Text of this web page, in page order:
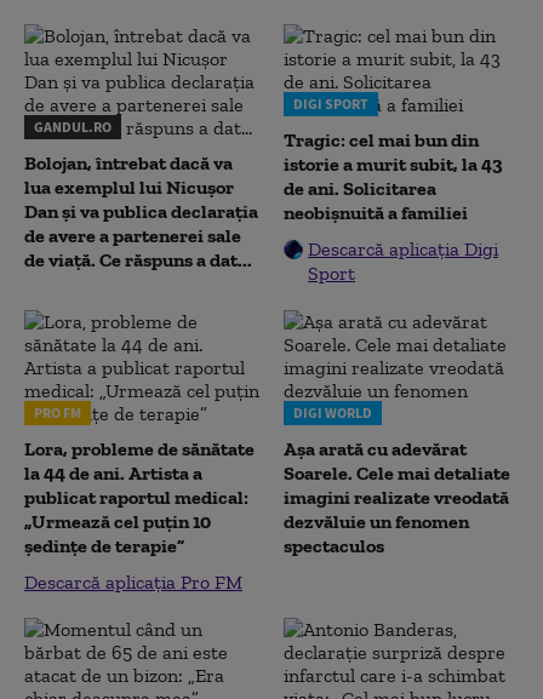
GANDUL.RO
Bolojan, întrebat dacă va
lua exemplul lui Nicușor
Dan și va publica declarația
de avere a partenerei sale
de viață. Ce răspuns a dat...
DIGI SPORT
Tragic: cel mai bun din
istorie a murit subit, la 43
de ani. Solicitarea
neobișnuită a familiei
Descarcă aplicația Digi
Sport
PRO FM
Lora, probleme de sănătate
la 44 de ani. Artista a
publicat raportul medical:
„Urmează cel puțin 10
ședințe de terapie”
Descarcă aplicația Pro FM
DIGI WORLD
Așa arată cu adevărat
Soarele. Cele mai detaliate
imagini realizate vreodată
dezvăluie un fenomen
spectaculos